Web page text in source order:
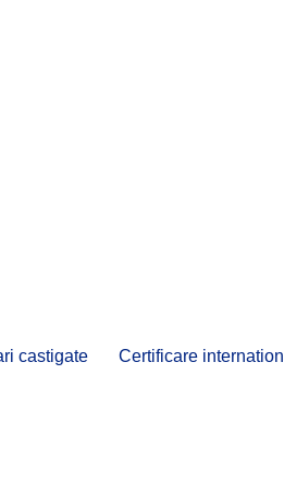
castigate Certificare